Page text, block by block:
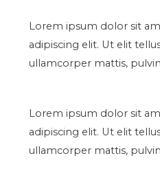
Lorem ipsum dolor sit
adipiscing elit. Ut elit
ullamcorper mattis,
Lorem ipsum dolor sit
adipiscing elit. Ut elit
ullamcorper mattis,